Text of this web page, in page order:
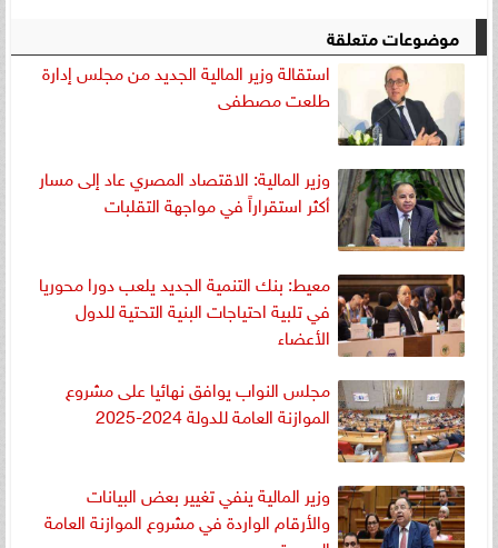
موضوعات متعلقة
استقالة وزير المالية الجديد من مجلس إدارة
طلعت مصطفى
وزير المالية: الاقتصاد المصري عاد إلى مسار
أكثر استقراراً في مواجهة التقلبات
معيط: بنك التنمية الجديد يلعب دورا محوريا
في تلبية احتياجات البنية التحتية للدول
الأعضاء
مجلس النواب يوافق نهائيا على مشروع
الموازنة العامة للدولة 2024-2025
وزير المالية ينفي تغيير بعض البيانات
والأرقام الواردة في مشروع الموازنة العامة